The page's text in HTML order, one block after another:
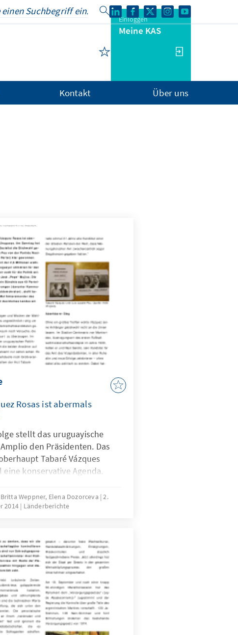
Einloggen
Meine KAS
Kontakt Über uns
Rosas ist abermals
stellt das uruguayische
den Präsidenten. Das
Tabaré Vázques
konservative Agenda.
Weppner, Elena Dozorceva 2.
2014
Länderberichte